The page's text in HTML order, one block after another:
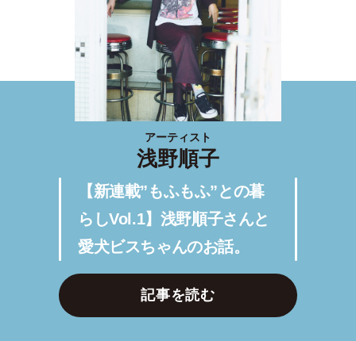
アーティスト
浅野順子
【新連載”もふもふ”との暮
らしVol.1】浅野順子さんと
愛犬ビスちゃんのお話。
記事を読む